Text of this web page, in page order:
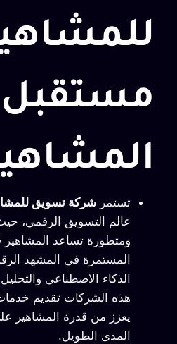
مستقبل
تستمر شركة تسويق
عالم التسويق الرقمي،
ومتطورة تساعد المشاهير
المستمرة في المشهد
الذكاء الاصطناعي
هذه الشركات تقديم خدمات
يعزز من قدرة المشاهير
المدى الطويل.